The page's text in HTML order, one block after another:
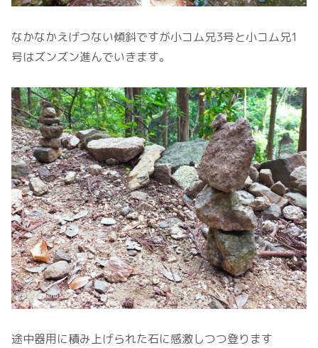
なかなかえげつない傾斜ですが小コム兄3号と小コム兄1
号はズンズン進んでいきます。
途中器用に積み上げられた石に感激しつつ登ります